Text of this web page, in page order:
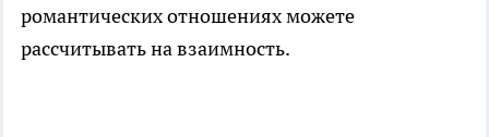
романтических отношениях можете
рассчитывать на взаимность.